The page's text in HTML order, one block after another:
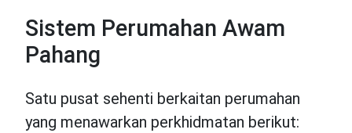
Sistem Perumahan Awam
Pahang
Satu pusat sehenti berkaitan perumahan
yang menawarkan perkhidmatan berikut: